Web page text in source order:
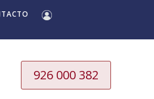
926 000 382